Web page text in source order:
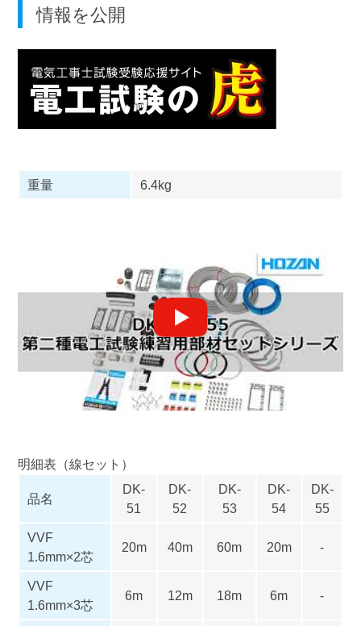
情報を公開
重量 6.4kg
明細表（線セット）
品名
DK-
51
DK-
52
DK-
53
DK-
54
DK-
55
VVF
1.6mm×2芯
20m 40m 60m 20m -
VVF
1.6mm×3芯
6m 12m 18m 6m -